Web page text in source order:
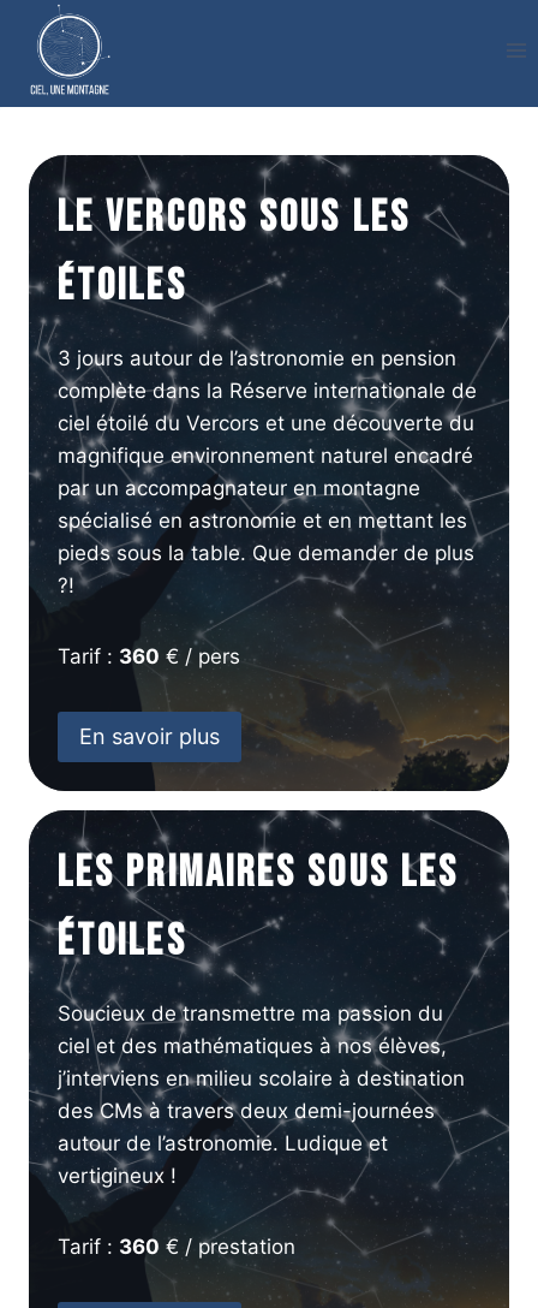
contenu
Le Vercors sous les
étoiles
3 jours autour de l’astronomie en pension
complète dans la Réserve internationale de
ciel étoilé du Vercors et une découverte du
magnifique environnement naturel encadré
par un accompagnateur en montagne
spécialisé en astronomie et en mettant les
pieds sous la table. Que demander de plus
?!
Tarif : 360 € / pers
En savoir plus
Les primaires sous les
étoiles
Soucieux de transmettre ma passion du
ciel et des mathématiques à nos élèves,
j’interviens en milieu scolaire à destination
des CMs à travers deux demi-journées
autour de l’astronomie. Ludique et
vertigineux !
Tarif : 360 € / prestation